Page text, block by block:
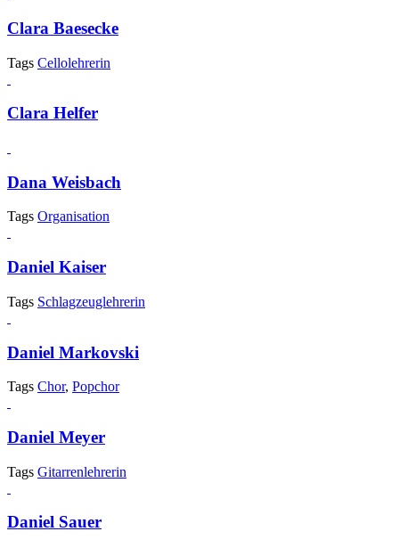
Clara Baesecke
Tags Cellolehrerin
Clara Helfer
Dana Weisbach
Tags Organisation
Daniel Kaiser
Tags Schlagzeuglehrerin
Daniel Markovski
Tags Chor, Popchor
Daniel Meyer
Tags Gitarrenlehrerin
Daniel Sauer